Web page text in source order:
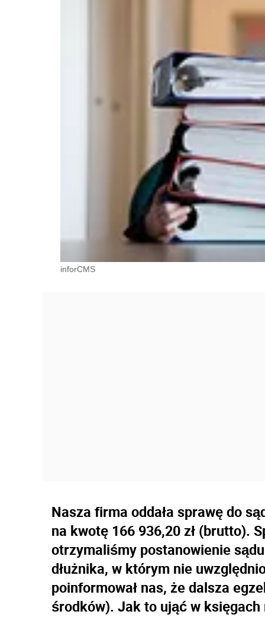
inforCMS
Nasza firma oddała sprawę do
na kwotę 166 936,20 zł (brutto).
otrzymaliśmy postanowienie
dłużnika, w którym nie
poinformował nas, że dalsza
środków). Jak to ująć w księgach